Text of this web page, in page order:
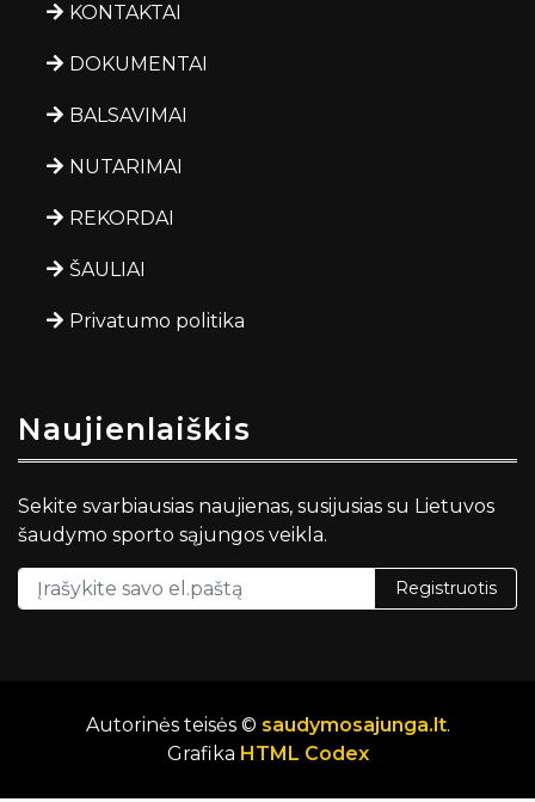
KONTAKTAI
DOKUMENTAI
BALSAVIMAI
NUTARIMAI
REKORDAI
ŠAULIAI
Privatumo politika
Naujienlaiškis
Sekite svarbiausias naujienas, susijusias su Lietuvos
šaudymo sporto sąjungos veikla.
Registruotis
Autorinės teisės © saudymosajunga.lt.
Grafika HTML Codex